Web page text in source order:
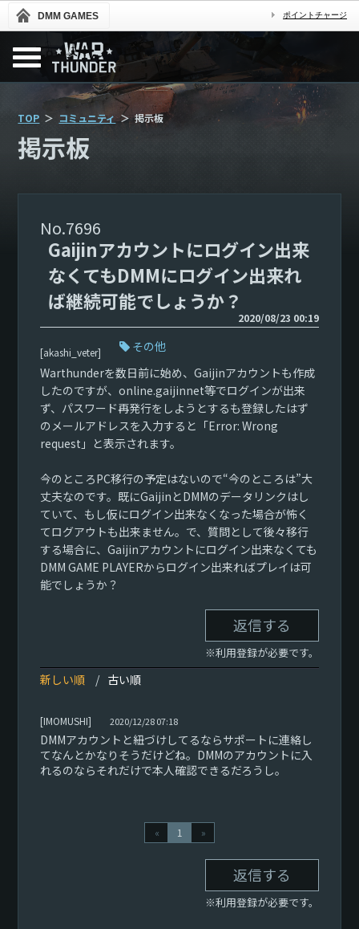
DMM GAMES ポイントチャージ
TOP コミュニティ 掲示板
掲示板
7696
Gaijinアカウントにログイン出来
なくてもDMMにログイン出来れ
ば継続可能でしょうか？
2020/08/23 00:19
[akashi_veter]
その他
Warthunderを数日前に始め、Gaijinアカウントも作成
したのですが、online.gaijinnet等でログインが出来
ず、パスワード再発行をしようとするも登録したはず
のメールアドレスを入力すると「Error: Wrong
request」と表示されます。
今のところPC移行の予定はないので“今のところは”大
丈夫なのです。既にGaijinとDMMのデータリンクはし
ていて、もし仮にログイン出来なくなった場合が怖く
てログアウトも出来ません。で、質問として後々移行
する場合に、Gaijinアカウントにログイン出来なくても
DMM GAME PLAYERからログイン出来ればプレイは可
能でしょうか？
返信する
※利用登録が必要です。
新しい順 古い順
[IMOMUSHI] 2020/12/28 07:18
DMMアカウントと紐づけしてるならサポートに連絡し
てなんとかなりそうだけどね。DMMのアカウントに入
れるのならそれだけで本人確認できるだろうし。
« 1 »
返信する
※利用登録が必要です。